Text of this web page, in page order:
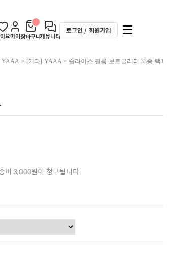
요마이장바구니커뮤니티
로그인 / 회원가입
YAAA> [기타] YAAA> 슬라이스 필름 보트글리터 33종 택1
비 3,000원이 청구됩니다.